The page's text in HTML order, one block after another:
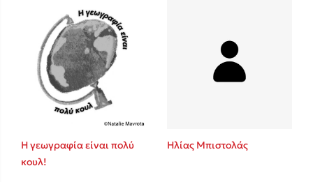
Η γεωγραφία είναι πολύ
κουλ!
Ηλίας Μπιστολάς